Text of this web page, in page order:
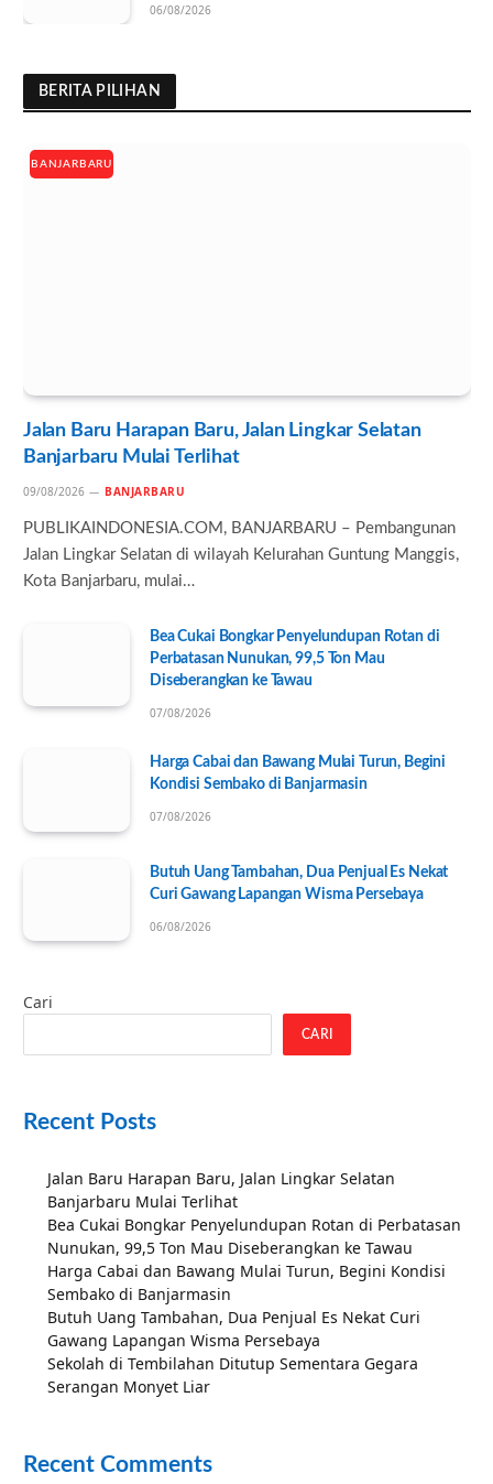
06/08/2026
BERITA PILIHAN
BANJARBARU
Jalan Baru Harapan Baru, Jalan Lingkar Selatan
Banjarbaru Mulai Terlihat
09/08/2026 BANJARBARU
PUBLIKAINDONESIA.COM, BANJARBARU – Pembangunan
Jalan Lingkar Selatan di wilayah Kelurahan Guntung Manggis,
Kota Banjarbaru, mulai…
Bea Cukai Bongkar Penyelundupan Rotan di
Perbatasan Nunukan, 99,5 Ton Mau
Diseberangkan ke Tawau
07/08/2026
Harga Cabai dan Bawang Mulai Turun, Begini
Kondisi Sembako di Banjarmasin
07/08/2026
Butuh Uang Tambahan, Dua Penjual Es Nekat
Curi Gawang Lapangan Wisma Persebaya
06/08/2026
Cari
CARI
Recent Posts
Jalan Baru Harapan Baru, Jalan Lingkar Selatan
Banjarbaru Mulai Terlihat
Bea Cukai Bongkar Penyelundupan Rotan di Perbatasan
Nunukan, 99,5 Ton Mau Diseberangkan ke Tawau
Harga Cabai dan Bawang Mulai Turun, Begini Kondisi
Sembako di Banjarmasin
Butuh Uang Tambahan, Dua Penjual Es Nekat Curi
Gawang Lapangan Wisma Persebaya
Sekolah di Tembilahan Ditutup Sementara Gegara
Serangan Monyet Liar
Recent Comments